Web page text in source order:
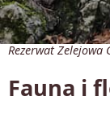
Rezerwat Zelejowa
Fauna i